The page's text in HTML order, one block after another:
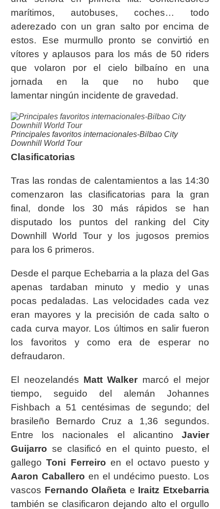
marítimos, autobuses, coches… todo
aderezado con un gran salto por encima de
estos. Ese murmullo pronto se convirtió en
vítores y aplausos para los más de 50 riders
que volaron por el cielo bilbaíno en una
jornada en la que no hubo que
lamentar ningún incidente de gravedad.
Principales favoritos internacionales-Bilbao City
Downhill World Tour
Clasificatorias
Tras las rondas de calentamientos a las 14:30
comenzaron las clasificatorias para la gran
final,donde los 30 más rápidos se han
disputado los puntos del ranking del City
Downhill World Tour y los jugosos premios
para los 6 primeros.
Desde el parque Echebarria a la plaza del Gas
apenas tardaban minuto y medio y unas
pocas pedaladas. Las velocidades cada vez
eran mayores y la precisión de cada salto o
cada curva mayor. Los últimos en salir fueron
los favoritos y como era de esperar no
defraudaron.
El neozelandés Matt Walker marcó el mejor
tiempo, seguido del alemán Johannes
Fishbach a 51 centésimas de segundo; del
brasileño Bernardo Cruz a 1,36 segundos.
Entre los nacionales el alicantino Javier
Guijarro se clasificó en el quinto puesto, el
gallegoToni Ferreiro en eloctavo puesto y
Aaron Caballero en el undécimo puesto. Los
vascos Fernando Olañeta e Iraitz Etxebarria
también se clasificaron dejando alto el orgullo